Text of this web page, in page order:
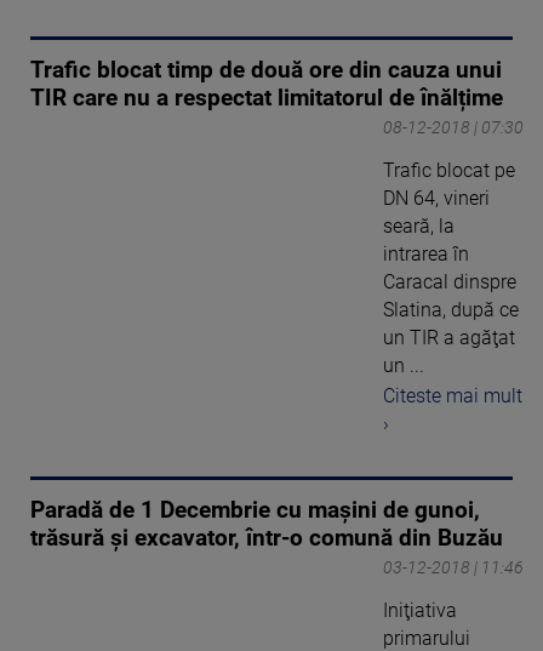
Trafic blocat timp de două ore din cauza unui
TIR care nu a respectat limitatorul de înălțime
08-12-2018 | 07:30
Trafic blocat pe
DN 64, vineri
seară, la
intrarea în
Caracal dinspre
Slatina, după ce
un TIR a agăţat
un ...
Citeste mai mult
›
Paradă de 1 Decembrie cu maşini de gunoi,
trăsură şi excavator, într-o comună din Buzău
03-12-2018 | 11:46
Iniţiativa
primarului